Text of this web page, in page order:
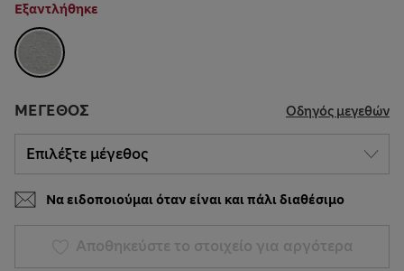
Εξαντλήθηκε
ΜΈΓΕΘΟΣ Οδηγός μεγεθών
Να ειδοποιούμαι όταν είναι και πάλι διαθέσιμο
Αποθηκεύστε το στοιχείο για αργότερα